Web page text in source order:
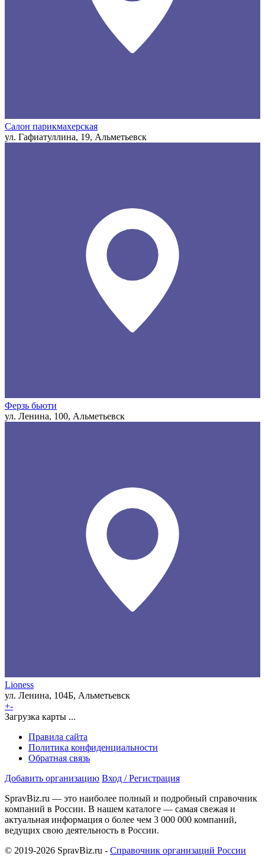
Салон парикмахерская
ул. Гафиатуллина, 19, Альметьевск
Ферзь бьюти
ул. Ленина, 100, Альметьевск
Lioness
ул. Ленина, 104Б, Альметьевск
+-
Загрузка карты ...
Правила сайта
Политика конфиденциальности
Обратная связь
Добавить организацию Вход / Регистрация
SpravBiz.ru — это наиболее полный и подробный справочник
компаний в России. В нашем каталоге — самая свежая и
актуальная информация о более чем 3 000 000 компаний,
ведущих свою деятельность в России.
© 2019-2026 SpravBiz.ru - Справочник организаций России